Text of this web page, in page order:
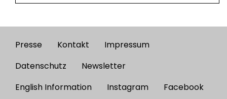
Footer
menu
Presse Kontakt
Impressum
Datenschutz
Newsletter
English Information
Instagram Facebook